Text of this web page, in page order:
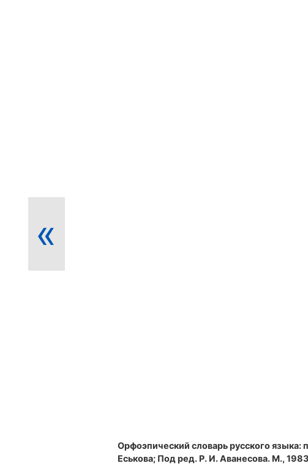
«
Орфоэпический словарь русского
Еськова; Под ред. Р. И. Аванесова. М.,